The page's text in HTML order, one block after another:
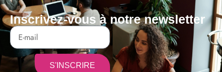
Inscrivez-vous à notre newsletter
S'INSCRIRE